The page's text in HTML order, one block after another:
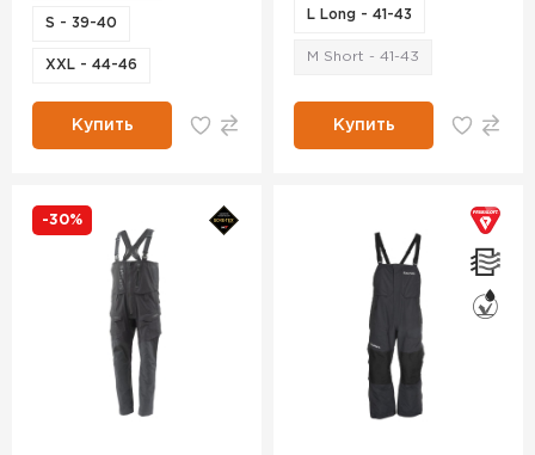
S - 39-40
XXL - 44-46
Купить
L Long - 41-43
M Short - 41-43
Купить
-30%